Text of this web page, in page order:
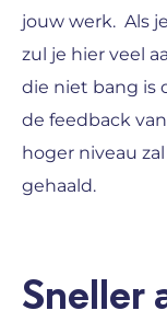
jouw werk. Als
zul je hier veel
die niet bang is
de feedback
hoger niveau
gehaald.
Sneller